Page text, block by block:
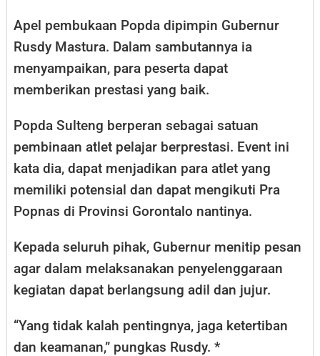
Apel pembukaan Popda dipimpin Gubernur
Rusdy Mastura. Dalam sambutannya ia
menyampaikan, para peserta dapat
memberikan prestasi yang baik.
Popda Sulteng berperan sebagai satuan
pembinaan atlet pelajar berprestasi. Event ini
kata dia, dapat menjadikan para atlet yang
memiliki potensial dan dapat mengikuti Pra
Popnas di Provinsi Gorontalo nantinya.
Kepada seluruh pihak, Gubernur menitip pesan
agar dalam melaksanakan penyelenggaraan
kegiatan dapat berlangsung adil dan jujur.
“Yang tidak kalah pentingnya, jaga ketertiban
dan keamanan,” pungkas Rusdy. *